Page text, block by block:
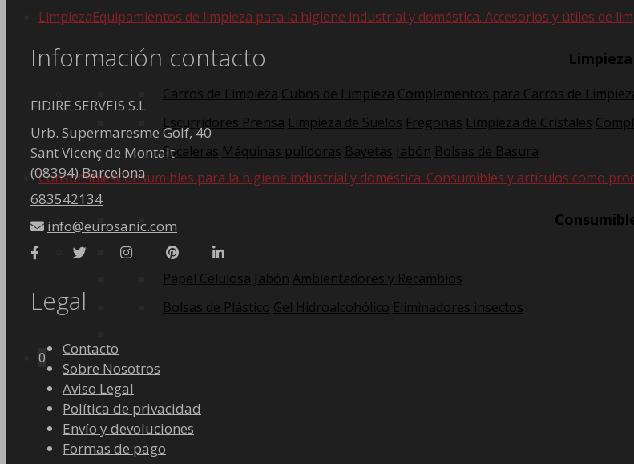
LimpiezaEquipamientos de limpieza para la higiene industrial y doméstica. Accesorios y útiles de
Limpieza
Carros de Limpieza Cubos de Limpieza Complementos para Carros de
Escurridores Prensa Limpieza de Suelos Fregonas Limpieza de Cristales
Escaleras Máquinas pulidoras Bayetas Jabón Bolsas de Basura
ConsumiblesConsumibles para la higiene industrial y doméstica. Consumibles y artículos como
Papel Celulosa Jabón Ambientadores y Recambios
Bolsas de Plástico Gel Hidroalcohólico Eliminadores insectos
0
Información contacto
FIDIRE SERVEIS S.L
Urb. Supermaresme Golf, 40
Sant Vicenç de Montalt
(08394) Barcelona
683542134
info@eurosanic.com
Legal
Contacto
Sobre Nosotros
Aviso Legal
Política de privacidad
Envío y devoluciones
Formas de pago